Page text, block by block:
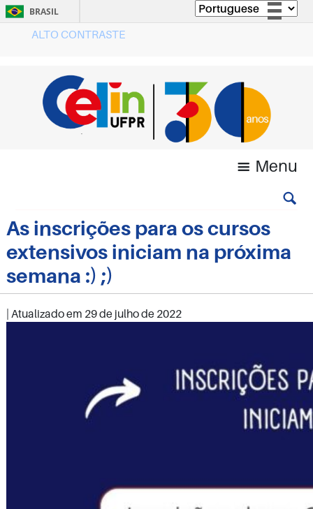
BRASIL
Acesso à informação
Legislação
Canais
ALTO CONTRASTE
Menu
As inscrições para os cursos
extensivos iniciam na próxima
semana :) ;)
| Atualizado em 29 de julho de 2022